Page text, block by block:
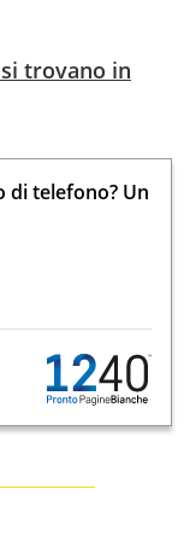
trovano in
di telefono? Un